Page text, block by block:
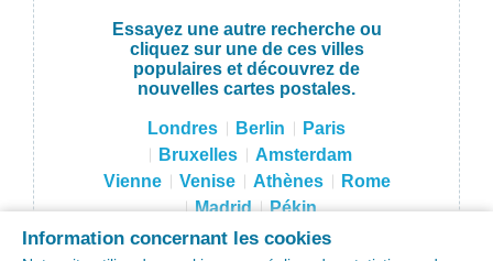
Essayez une autre recherche ou
cliquez sur une de ces villes
populaires et découvrez de
nouvelles cartes postales.
Londres Berlin
Paris
Bruxelles
Amsterdam
Vienne
Venise Athènes
Rome
Madrid
Pékin
Hong Kong
Tokyo
Moscou
Information concernant les cookies